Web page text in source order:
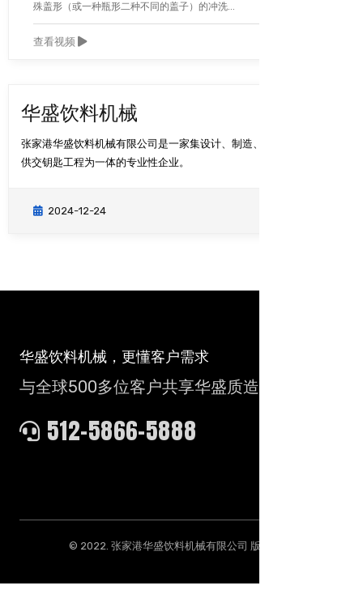
殊盖形（或一种瓶形二种不同的盖子）的冲洗...
查看视频
华盛饮料机械
张家港华盛饮料机械有限公司是一家集设计、制造、销售及为客户提
供交钥匙工程为一体的专业性企业。
2024-12-24
华盛饮料机械，更懂客户需求
与全球500多位客户共享华盛质造
512-5866-5888
© 2022. 张家港华盛饮料机械有限公司 版权所有.